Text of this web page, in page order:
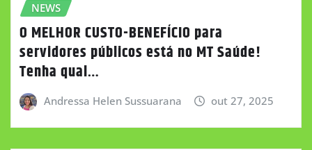
NEWS
O MELHOR CUSTO-BENEFÍCIO para
servidores públicos está no MT Saúde!
Tenha qual…
Andressa Helen Sussuarana out 27, 2025